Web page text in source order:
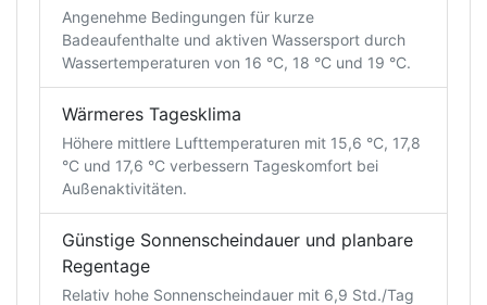
Angenehme Bedingungen für kurze
Badeaufenthalte und aktiven Wassersport durch
Wassertemperaturen von 16 °C, 18 °C und 19 °C.
Wärmeres Tagesklima
Höhere mittlere Lufttemperaturen mit 15,6 °C, 17,8
°C und 17,6 °C verbessern Tageskomfort bei
Außenaktivitäten.
Günstige Sonnenscheindauer und planbare
Regentage
Relativ hohe Sonnenscheindauer mit 6,9 Std./Tag